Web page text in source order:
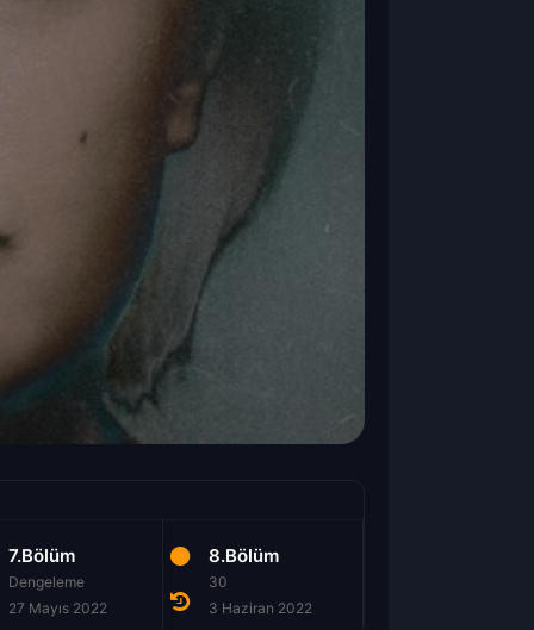
7.Bölüm
Dengeleme
27 Mayıs 2022
8.Bölüm
30
3 Haziran 2022